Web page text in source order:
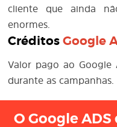
cliente que ainda
enormes.
CréditosGoogle
Valor pago ao Google
durante as campanhas.
O Google